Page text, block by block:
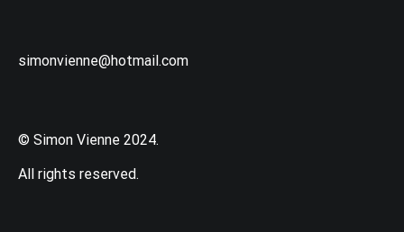
simonvienne@hotmail.com
© Simon Vienne 2024.
All rights reserved.